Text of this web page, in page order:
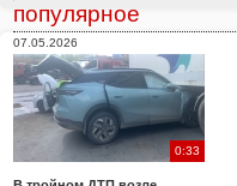
популярное
07.05.2026
0:33